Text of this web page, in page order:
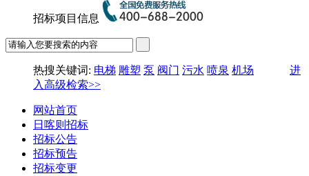
招标项目信息
热搜关键词: 电梯 雕塑 泵 阀门 污水 喷泉 机场
进
入高级检索>>
网站首页
日喀则招标
招标公告
招标预告
招标变更